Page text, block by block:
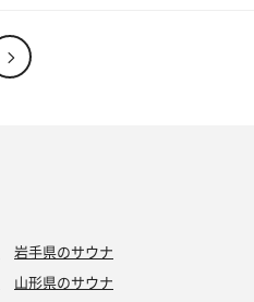
岩手県のサウナ
山形県のサウナ